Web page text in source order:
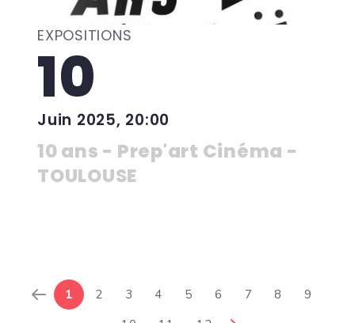
EXPOSITIONS
10
Juin 2025, 20:00
10 ans - Prep'art Cinéma -
TOULOUSE
1 2 3 4 5 6 7 8
9